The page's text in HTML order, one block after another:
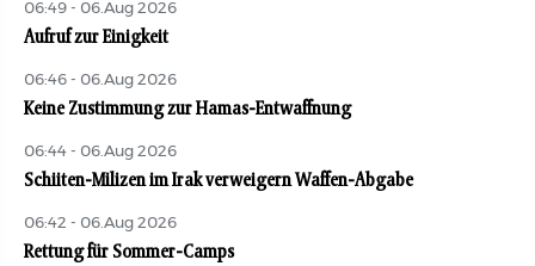
06:49 - 06.Aug 2026
Aufruf zur Einigkeit
06:46 - 06.Aug 2026
Keine Zustimmung zur Hamas-Entwaffnung
06:44 - 06.Aug 2026
Schiiten-Milizen im Irak verweigern Waffen-Abgabe
06:42 - 06.Aug 2026
Rettung für Sommer-Camps